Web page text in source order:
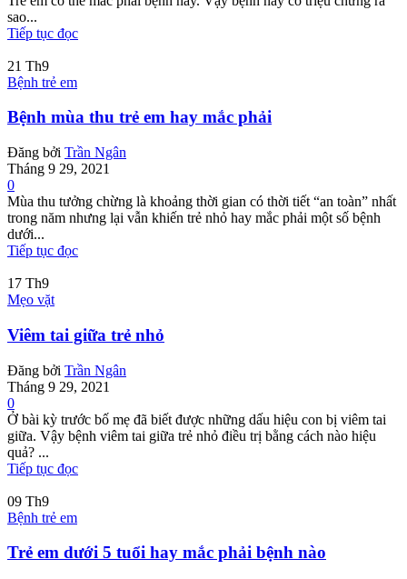
sao...
Tiếp tục đọc
21 Th9
Bệnh trẻ em
Bệnh mùa thu trẻ em hay mắc phải
Đăng bởi Trần Ngân
Tháng 9 29, 2021
0
Mùa thu tưởng chừng là khoảng thời gian có thời tiết “an toàn” nhất
trong năm nhưng lại vẫn khiến trẻ nhỏ hay mắc phải một số bệnh
dưới...
Tiếp tục đọc
17 Th9
Mẹo vặt
Viêm tai giữa trẻ nhỏ
Đăng bởi Trần Ngân
Tháng 9 29, 2021
0
Ở bài kỳ trước bố mẹ đã biết được những dấu hiệu con bị viêm tai
giữa. Vậy bệnh viêm tai giữa trẻ nhỏ điều trị bằng cách nào hiệu
quả? ...
Tiếp tục đọc
09 Th9
Bệnh trẻ em
Trẻ em dưới 5 tuổi hay mắc phải bệnh nào